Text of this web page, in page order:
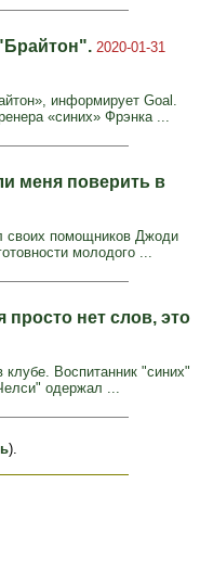
2020-01-31
информирует Goal.
«синих» Фрэнка ...
меня поверить в
своих помощников Джоди
молодого ...
нет слов, это
Воспитанник "синих"
одержал ...
).